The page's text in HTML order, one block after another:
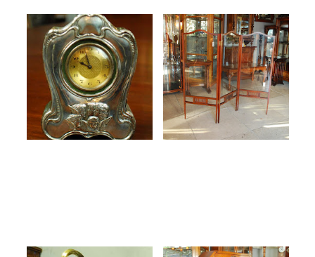
天使が佇むシルバー置時計
2016.01.11
過去 Blog
英国アンティーク スクリ
ーン
2016.01.09
過去 Blog